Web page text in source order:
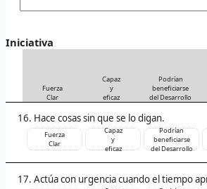
Iniciativa
Fuerza
Clar
Capaz
y
eficaz
Podrían
beneficiarse
del Desarrollo
Hace cosas sin que se lo digan.
Fuerza
Clar
Capaz
y
eficaz
Podrían
beneficiarse
del Desarrollo
Actúa con urgencia cuando el tiempo